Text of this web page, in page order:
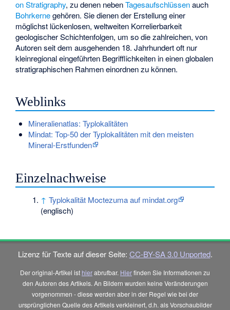
on Stratigraphy, zu denen nebenTagesaufschlüssenauch
Bohrkernegehören. Sie dienen der Erstellung einer
möglichst lückenlosen, weltweiten Korrelierbarkeit
geologischer Schichtenfolgen, um so die zahlreichen, von
Autoren seit dem ausgehenden 18. Jahrhundert oft nur
kleinregional eingeführten Begrifflichkeiten in einen globalen
stratigraphischen Rahmen einordnen zu können.
Weblinks
Mineralienatlas: Typlokalitäten
Mindat: Top-50 der Typlokalitäten mit den meisten
Mineral-Erstfunden
Einzelnachweise
↑ Typlokalität Moctezuma auf mindat.org
(englisch)
Lizenz für Texte auf dieser Seite: CC-BY-SA 3.0 Unported.
Der original-Artikel ist hierabrufbar. Hierfinden Sie Informationen zu
den Autoren des Artikels. An Bildern wurden keine Veränderungen
vorgenommen - diese werden aber in der Regel wie bei der
ursprünglichen Quelle des Artikels verkleinert, d.h. als Vorschaubilder